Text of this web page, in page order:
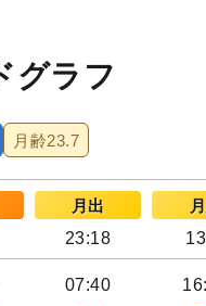
グラフ
月齢23.7
月出
23:18
07:40